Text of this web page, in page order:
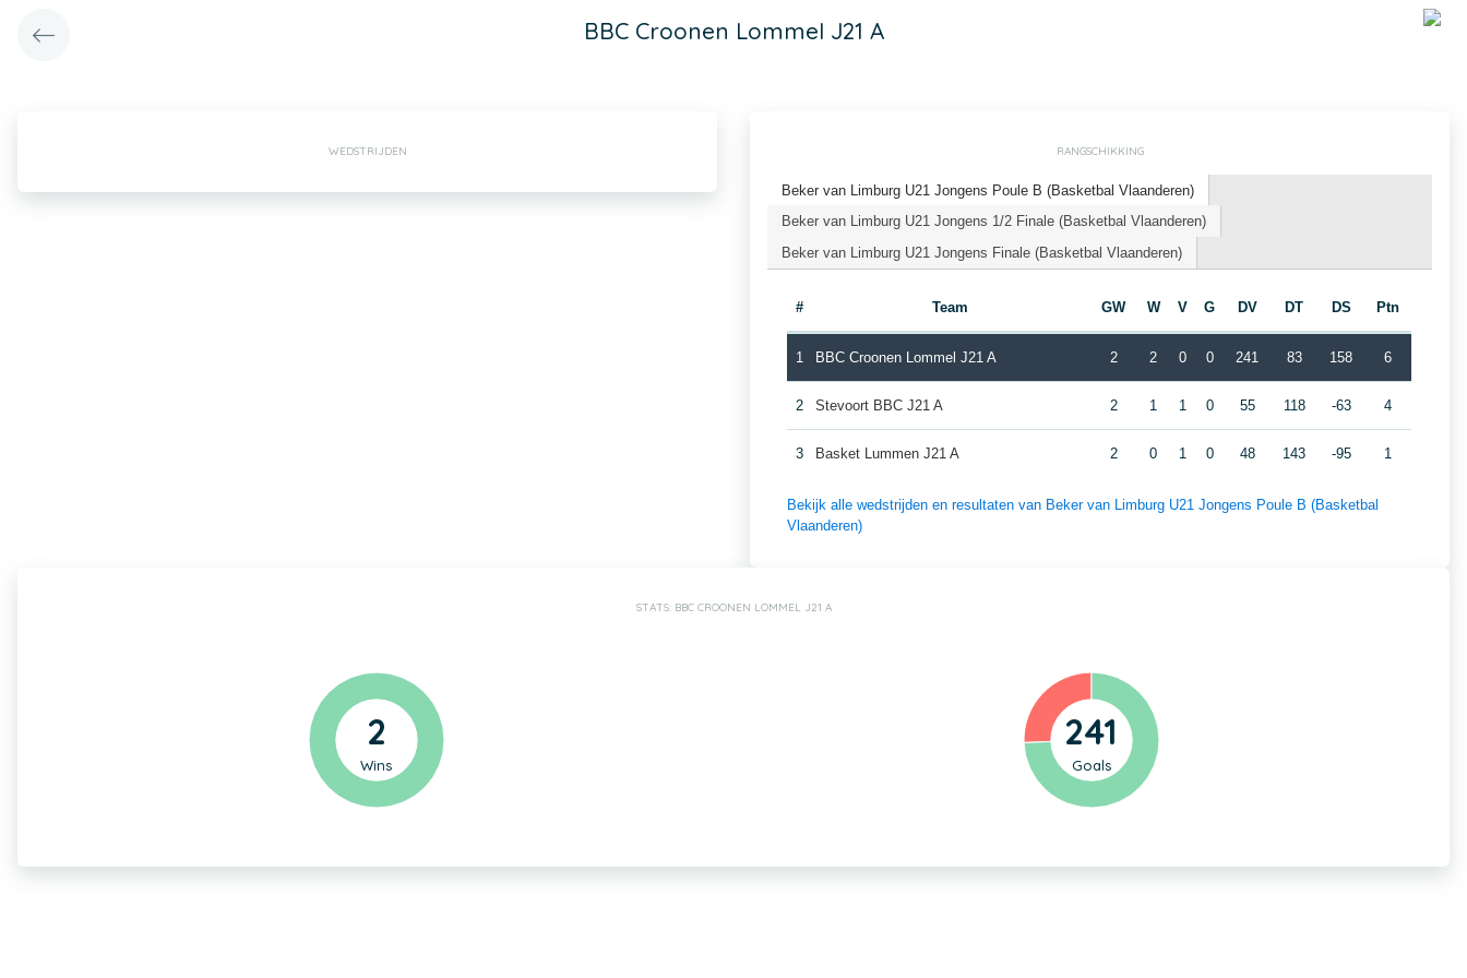
BBC Croonen Lommel J21 A
WEDSTRIJDEN RANGSCHIKKING
Beker van Limburg U21 Jongens Poule B (Basketbal Vlaanderen)
Beker van Limburg U21 Jongens 1/2 Finale (Basketbal Vlaanderen)
Beker van Limburg U21 Jongens Finale (Basketbal Vlaanderen)
# Team GW W V G DV DT DS Ptn
1 BBC Croonen Lommel J21 A 2 2 0 0 241 83 158 6
2 Stevoort BBC J21 A 2 1 1 0 55 118 -63 4
3 Basket Lummen J21 A 2 0 1 0 48 143 -95 1
Bekijk alle wedstrijden en resultaten van Beker van Limburg U21 Jongens Poule B (Basketbal
Vlaanderen)
STATS: BBC CROONEN LOMMEL J21 A
2
Wins
241
Goals